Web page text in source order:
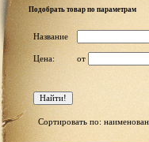
Подобрать товар по параметрам
Название
Цена: от
Сортировать по: